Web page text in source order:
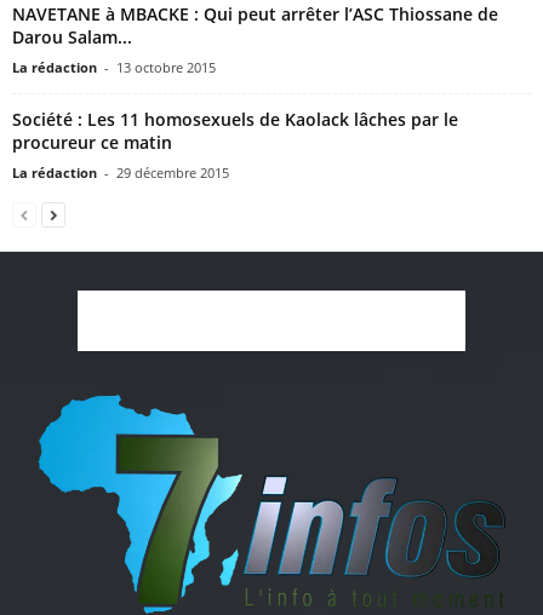
NAVETANE à MBACKE : Qui peut arrêter l’ASC Thiossane de
Darou Salam...
La rédaction - 13 octobre 2015
Société : Les 11 homosexuels de Kaolack lâches par le
procureur ce matin
La rédaction - 29 décembre 2015